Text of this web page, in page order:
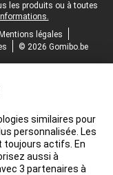
les produits ou à toutes
Mentions légales
© 2026 Gomibo.be
similaires pour
personnalisée. Les
toujours actifs. En
aussi à
3 partenaires à